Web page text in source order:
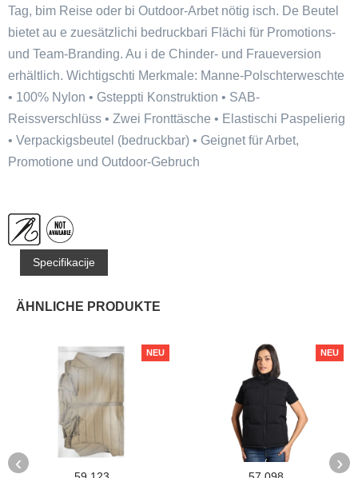
Tag, bim Reise oder bi Outdoor-Arbet nötig isch. De Beutel
bietet au e zuesätzlichi bedruckbari Flächi für Promotions-
und Team-Branding. Au i de Chinder- und Fraueversion
erhältlich. Wichtigschti Merkmale: Manne-Polschterweschte
• 100% Nylon • Gsteppti Konstruktion • SAB-
Reissverschlüss • Zwei Fronttäsche • Elastischi Paspelierig
• Verpackigsbeutel (bedruckbar) • Geignet für Arbet,
Promotione und Outdoor-Gebruch
Specifikacije
ÄHNLICHE PRODUKTE
NEU NEU
‹ ›